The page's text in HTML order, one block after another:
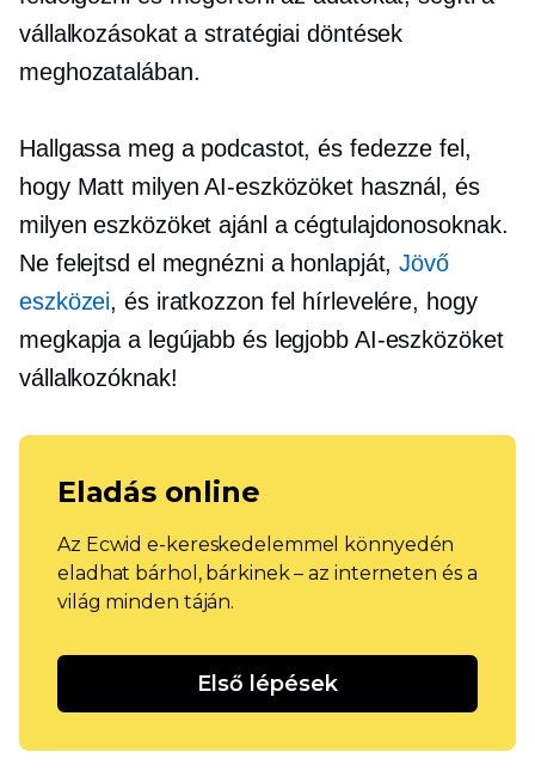
vállalkozásokat a stratégiai döntések
meghozatalában.
Hallgassa meg a podcastot, és fedezze fel,
hogy Matt milyen AI-eszközöket használ, és
milyen eszközöket ajánl a cégtulajdonosoknak.
Ne felejtsd el megnézni a honlapját,Jövő
eszközei, és iratkozzon fel hírlevelére, hogy
megkapja a legújabb és legjobb AI-eszközöket
vállalkozóknak!
Eladás online
Az Ecwid e-kereskedelemmel könnyedén
eladhat bárhol, bárkinek – az interneten és a
világ minden táján.
Első lépések